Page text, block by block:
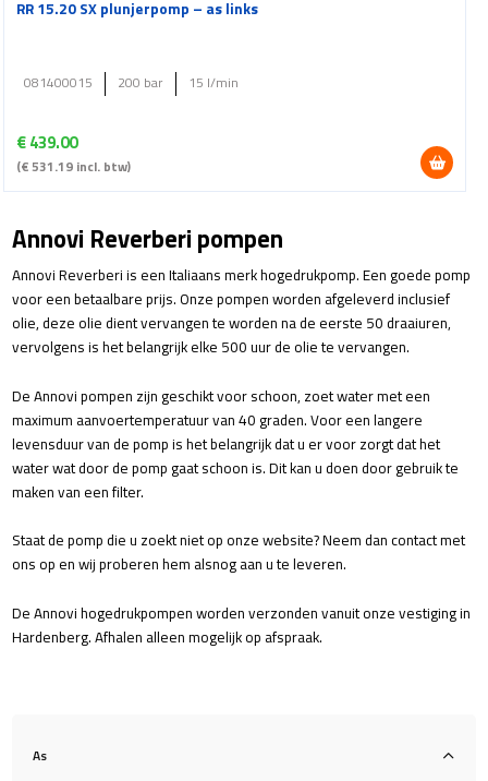
As
RR 15.20 SX plunjerpomp – as links
€439.00
(€531.19 incl. btw)
081400015 200 bar 15 l/min
Annovi Reverberi pompen
Annovi Reverberi is een Italiaans merk hogedrukpomp. Een goede pomp
voor een betaalbare prijs. Onze pompen worden afgeleverd inclusief
olie, deze olie dient vervangen te worden na de eerste 50 draaiuren,
vervolgens is het belangrijk elke 500 uur de olie te vervangen.
De Annovi pompen zijn geschikt voor schoon, zoet water met een
maximum aanvoertemperatuur van 40 graden. Voor een langere
levensduur van de pomp is het belangrijk dat u er voor zorgt dat het
water wat door de pomp gaat schoon is. Dit kan u doen door gebruik te
maken van eenfilter.
Staat de pomp die u zoekt niet op onze website? Neem dancontactmet
ons op en wij proberen hem alsnog aan u te leveren.
De Annovi hogedrukpompen worden verzonden vanuit onze vestiging in
Hardenberg. Afhalen alleen mogelijk op afspraak.